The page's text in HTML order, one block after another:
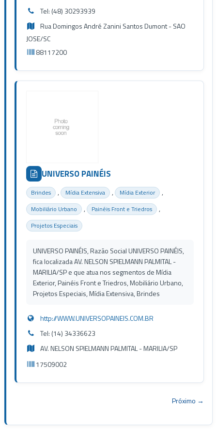
Tel: (48) 30293939
Rua Domingos André Zanini Santos Dumont - SAO
JOSE/SC
88117200
UNIVERSO PAINÉIS
Brindes , Mídia Extensiva , Mídia Exterior ,
Mobiliário Urbano , Painéis Front e Triedros ,
Projetos Especiais
UNIVERSO PAINÉIS, Razão Social UNIVERSO PAINÉIS,
fica localizada AV. NELSON SPIELMANN PALMITAL -
MARILIA/SP e que atua nos segmentos de Mídia
Exterior, Painéis Front e Triedros, Mobiliário Urbano,
Projetos Especiais, Mídia Extensiva, Brindes
http://WWW.UNIVERSOPAINEIS.COM.BR
Tel: (14) 34336623
AV. NELSON SPIELMANN PALMITAL - MARILIA/SP
17509002
Próximo →